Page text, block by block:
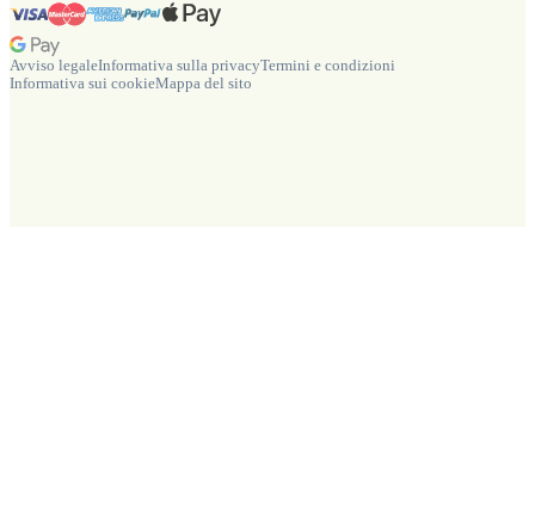
Avviso legaleInformativa sulla privacyTermini e condizioni
Informativa sui cookieMappa del sito